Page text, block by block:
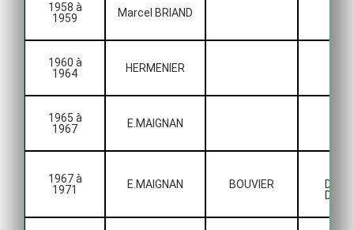
1958 à
1959
Marcel BRIAND
1960 à
1964
HERMENIER
1965 à
1967
E.MAIGNAN
1967 à
1971
E.MAIGNAN BOUVIER